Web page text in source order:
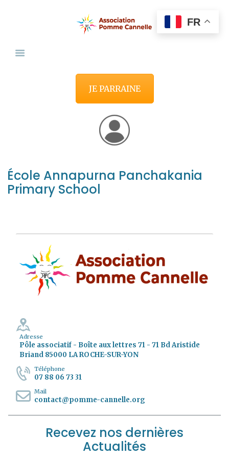
JE PARRAINE
NOS MISSIONS
QUI SOMMES-NOUS?
CONTACT
École Annapurna Panchakania
Primary School
Adresse
Pôle associatif - Boîte aux lettres 71 - 71 Bd Aristide
Briand 85000 LA ROCHE-SUR-YON
Téléphone
07 88 06 73 31
Mail
contact@pomme-cannelle.org
Recevez nos dernières
Actualités
FR